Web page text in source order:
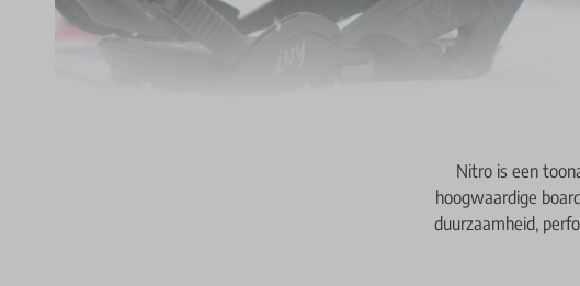
Nitro is een
hoogwaardige
duurzaamheid,